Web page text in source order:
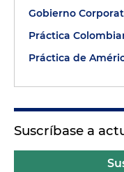
Gobierno
Práctica
Práctica de
Suscríbase a